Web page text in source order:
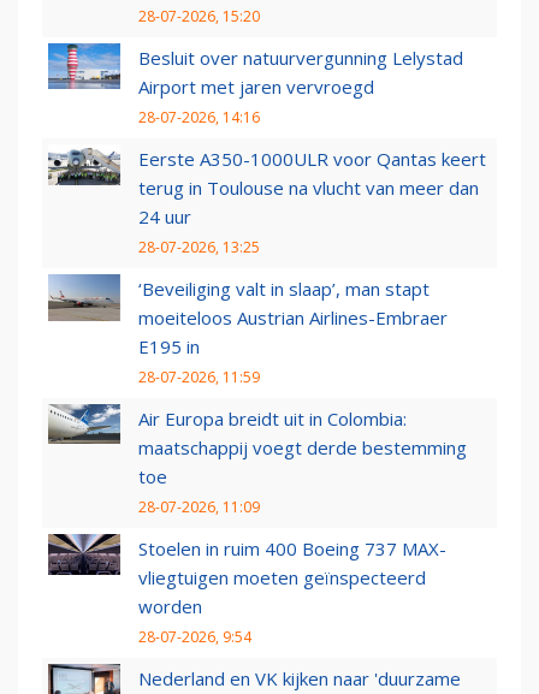
28-07-2026, 15:20
Besluit over natuurvergunning Lelystad
Airport met jaren vervroegd
28-07-2026, 14:16
Eerste A350-1000ULR voor Qantas keert
terug in Toulouse na vlucht van meer dan
24 uur
28-07-2026, 13:25
‘Beveiliging valt in slaap’, man stapt
moeiteloos Austrian Airlines-Embraer
E195 in
28-07-2026, 11:59
Air Europa breidt uit in Colombia:
maatschappij voegt derde bestemming
toe
28-07-2026, 11:09
Stoelen in ruim 400 Boeing 737 MAX-
vliegtuigen moeten geïnspecteerd
worden
28-07-2026, 9:54
Nederland en VK kijken naar 'duurzame